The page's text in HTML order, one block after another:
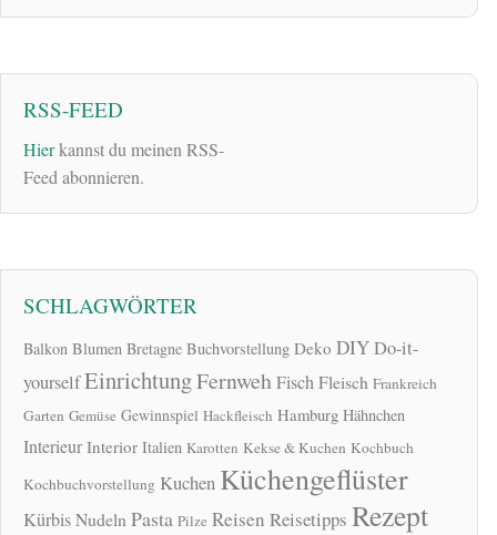
RSS-FEED
Hierkannst du meinen RSS-
Feed abonnieren.
SCHLAGWÖRTER
Balkon Blumen Bretagne Buchvorstellung Deko DIYDo-it-
yourselfEinrichtungFernwehFischFleisch Frankreich
Garten Gemüse Gewinnspiel Hackfleisch Hamburg Hähnchen
Interieur Interior Italien Karotten Kekse & Kuchen Kochbuch
Kochbuchvorstellung Kuchen Küchengeflüster
KürbisNudeln Pasta Pilze Reisen Reisetipps Rezept